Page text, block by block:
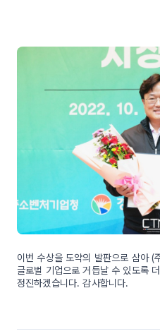
이번 수상을 도약의 발판으로 삼아 (
글로벌 기업으로 거듭날 수 있도록
정진하겠습니다. 감사합니다.